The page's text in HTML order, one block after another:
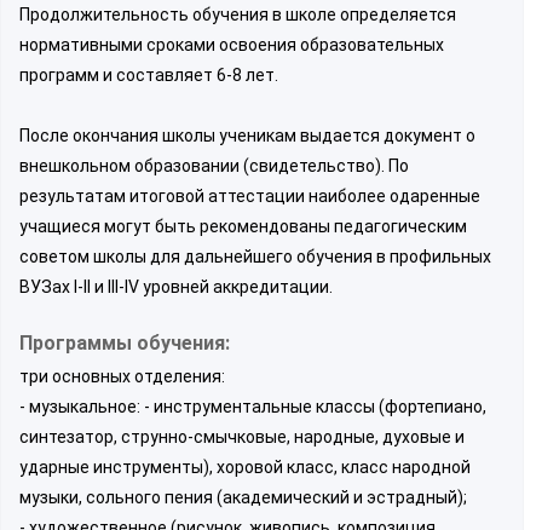
Продолжительность обучения в школе определяется
нормативными сроками освоения образовательных
программ и составляет 6-8 лет.
После окончания школы ученикам выдается документ о
внешкольном образовании (свидетельство). По
результатам итоговой аттестации наиболее одаренные
учащиеся могут быть рекомендованы педагогическим
советом школы для дальнейшего обучения в профильных
ВУЗах I-II и III-IV уровней аккредитации.
Программы обучения:
три основных отделения:
- музыкальное: - инструментальные классы (фортепиано,
синтезатор, струнно-смычковые, народные, духовые и
ударные инструменты), хоровой класс, класс народной
музыки, сольного пения (академический и эстрадный);